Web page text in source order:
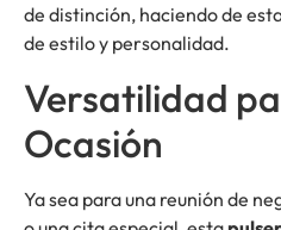
de distinción, haciendo de
de estilo y personalidad.
Versatilidad
Ocasión
Ya sea para una reunión de